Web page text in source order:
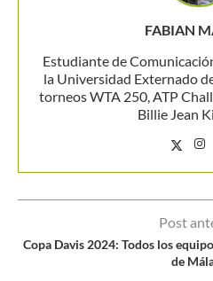
FABIAN
Estudiante de
la Universidad Externado
torneos WTA 250, ATP
Billie Jean
Post
Copa Davis 2024: Todos los
de